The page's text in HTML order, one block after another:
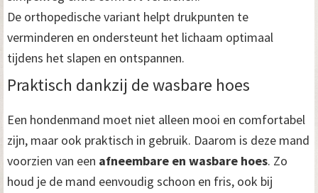
De orthopedische variant helpt drukpunten te
verminderen en ondersteunt het lichaam optimaal
tijdens het slapen en ontspannen.
Praktisch dankzij de wasbare hoes
Een hondenmand moet niet alleen mooi en comfortabel
zijn, maar ook praktisch in gebruik. Daarom is deze mand
voorzien van een afneembare en wasbare hoes. Zo
houd je de mand eenvoudig schoon en fris, ook bij